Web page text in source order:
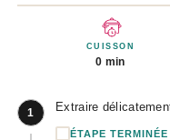
CUISSON
0 min
1 Extraire
ÉTAPE TERMINÉE